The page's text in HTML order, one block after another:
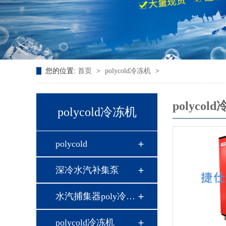
您的位置: 首页 > polycold冷冻机 >
polycold冷冻机
polycold
深冷水汽补集泵
水汽捕集器poly冷冻…
polycold冷冻机
polycold